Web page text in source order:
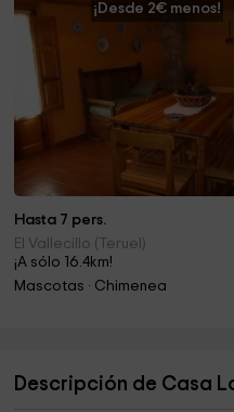
¡Desde 2€ menos!
Hasta 7 pers.
El Vallecillo (Teruel)
¡A sólo 16.4km!
Mascotas · Chimenea
Descripción de Casa